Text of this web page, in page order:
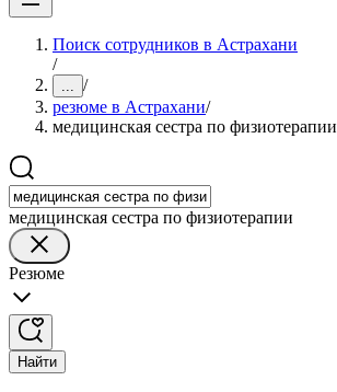
Поиск сотрудников в Астрахани
/
... /
резюме в Астрахани/
медицинская сестра по физиотерапии
медицинская сестра по физиотерапии
Резюме
Найти